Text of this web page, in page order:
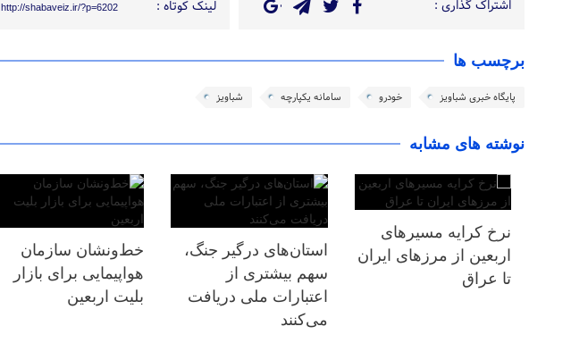
اشتراک گذاری : لینک کوتاه : http://shabaveiz.ir/?p=6202
برچسب ها
پایگاه خبری شباویز خودرو سامانه یکپارچه شباویز
نوشته های مشابه
نرخ کرایه مسیرهای
اربعین از مرزهای ایران
تا عراق
استان‌های درگیر جنگ،
سهم بیشتری از
اعتبارات ملی دریافت
می‌کنند
خط‌ونشان سازمان
هواپیمایی برای بازار
بلیت اربعین